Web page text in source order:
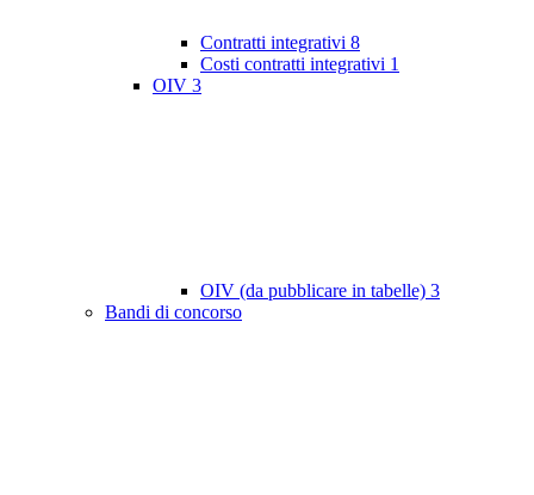
Contratti integrativi 8
Costi contratti integrativi 1
OIV 3
OIV (da pubblicare in tabelle) 3
Bandi di concorso